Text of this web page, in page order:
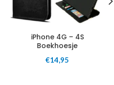
iPhone 4G – 4S
Boekhoesje
€14,95